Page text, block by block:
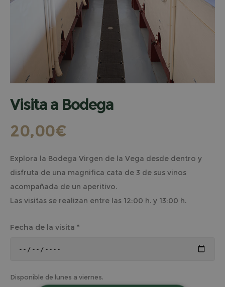
Visita a Bodega
20,00€
Explora la Bodega Virgen de la Vega desde dentro y
disfruta de una magnifica cata de 3 de sus vinos
acompañada de un aperitivo.
Las visitas se realizan entre las 12:00 h. y 13:00 h.
Fecha de la visita *
Disponible de lunes a viernes.